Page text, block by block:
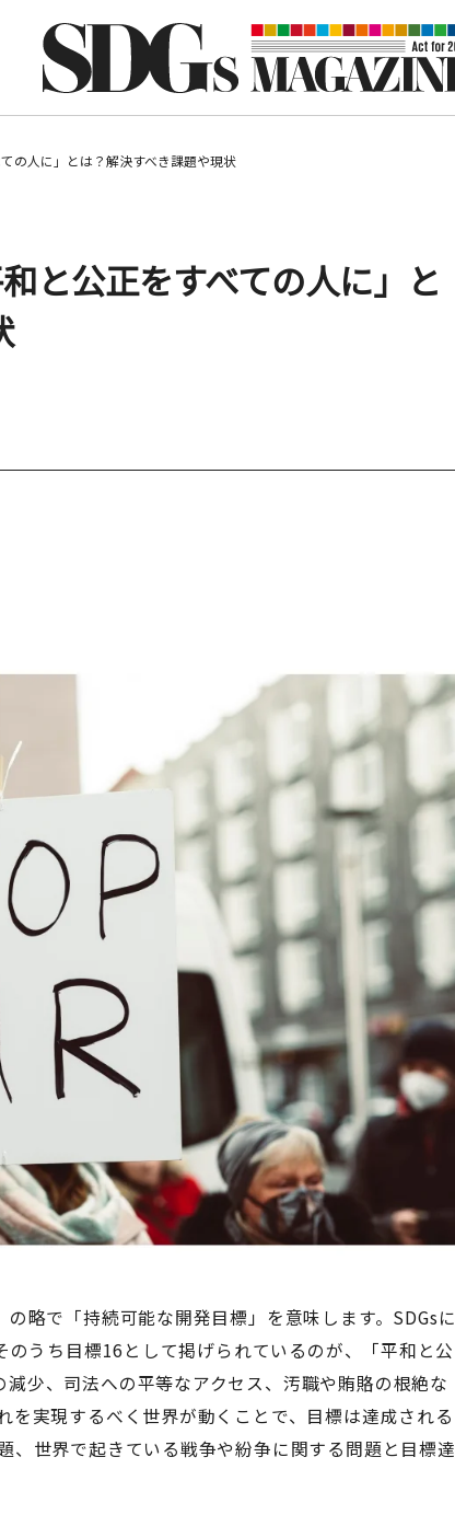
の人に」とは？解決すべき課題や現状
と公正をすべての人に」と
略で「持続可能な開発目標」を意味します。SDGsに
うち目標16として掲げられているのが、「平和と公
少、司法への平等なアクセス、汚職や賄賂の根絶な
を実現するべく世界が動くことで、目標は達成される
、世界で起きている戦争や紛争に関する問題と目標達